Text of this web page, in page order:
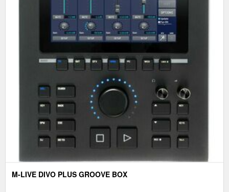
M-LIVE DIVO PLUS GROOVE BOX